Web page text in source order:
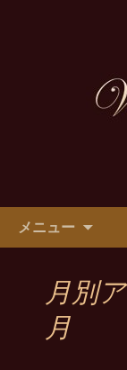
Vin樹亭
Vin樹亭
メニュー
月別
月